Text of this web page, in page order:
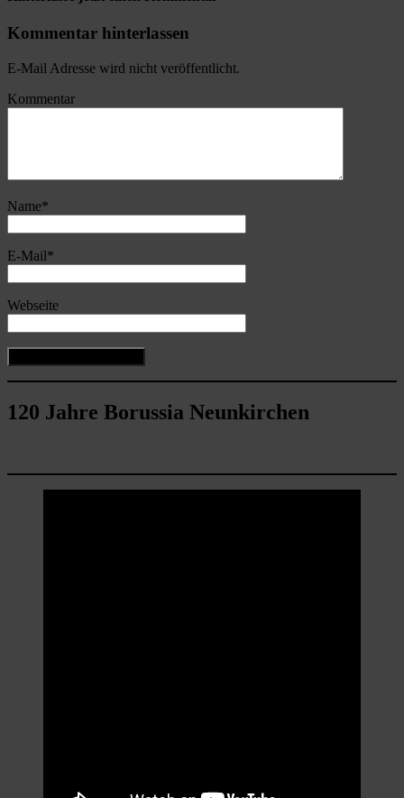
Kommentar hinterlassen
E-Mail Adresse wird nicht veröffentlicht.
Kommentar
Name*
E-Mail*
Webseite
120 Jahre Borussia Neunkirchen